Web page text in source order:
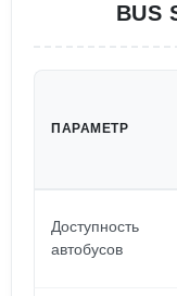
BUS
ПАРАМЕТР
Доступность
автобусов